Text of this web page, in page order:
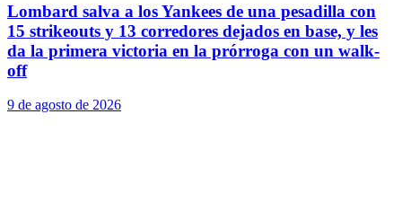
Lombard salva a los Yankees de una pesadilla con
15 strikeouts y 13 corredores dejados en base, y les
da la primera victoria en la prórroga con un walk-
off
9 de agosto de 2026